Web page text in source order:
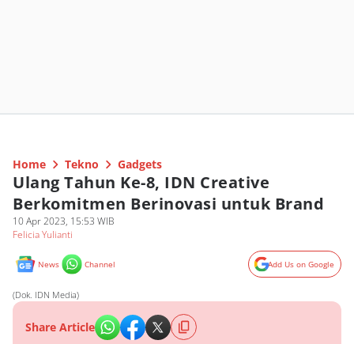
Home Tekno Gadgets
Ulang Tahun Ke-8, IDN Creative
Berkomitmen Berinovasi untuk Brand
10 Apr 2023, 15:53 WIB
Felicia Yulianti
News Channel Add Us on Google
(Dok. IDN Media)
Share Article